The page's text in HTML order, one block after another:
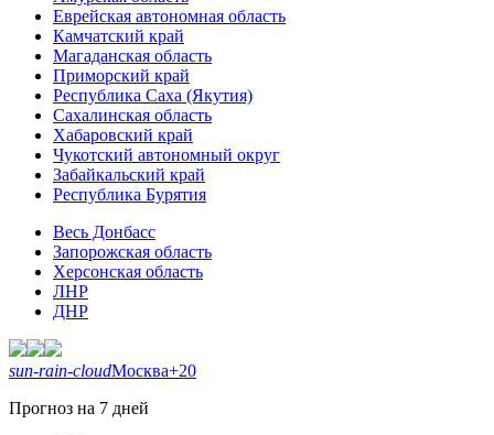
Еврейская автономная область
Камчатский край
Магаданская область
Приморский край
Республика Саха (Якутия)
Сахалинская область
Хабаровский край
Чукотский автономный округ
Забайкальский край
Республика Бурятия
Весь Донбасс
Запорожская область
Херсонская область
ЛНР
ДНР
sun-rain-cloudМосква+20
Прогноз на 7 дней